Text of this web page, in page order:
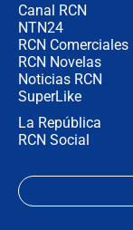
Canal RCN
NTN24
RCN Comerciales
RCN Novelas
Noticias RCN
SuperLike
La República
RCN Social